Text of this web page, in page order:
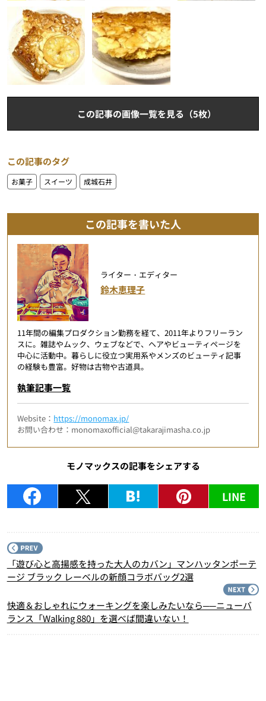
この記事の画像一覧を見る（5枚）
この記事のタグ
お菓子 スイーツ 成城石井
この記事を書いた人
ライター・エディター
鈴木恵理子
11年間の編集プロダクション勤務を経て、2011年よりフリーラン
スに。雑誌やムック、ウェブなどで、ヘアやビューティページを
中心に活動中。暮らしに役立つ実用系やメンズのビューティ記事
の経験も豊富。好物は古物や古道具。
執筆記事一覧
Website： https://monomax.jp/
お問い合わせ：monomaxofficial@takarajimasha.co.jp
モノマックスの記事をシェアする
LINE
「遊び心と高揚感を持った大人のカバン」マンハッタンポーテ
ージ ブラック レーベルの新顔コラボバッグ2選
快適＆おしゃれにウォーキングを楽しみたいなら──ニューバ
ランス「Walking 880」を選べば間違いない！